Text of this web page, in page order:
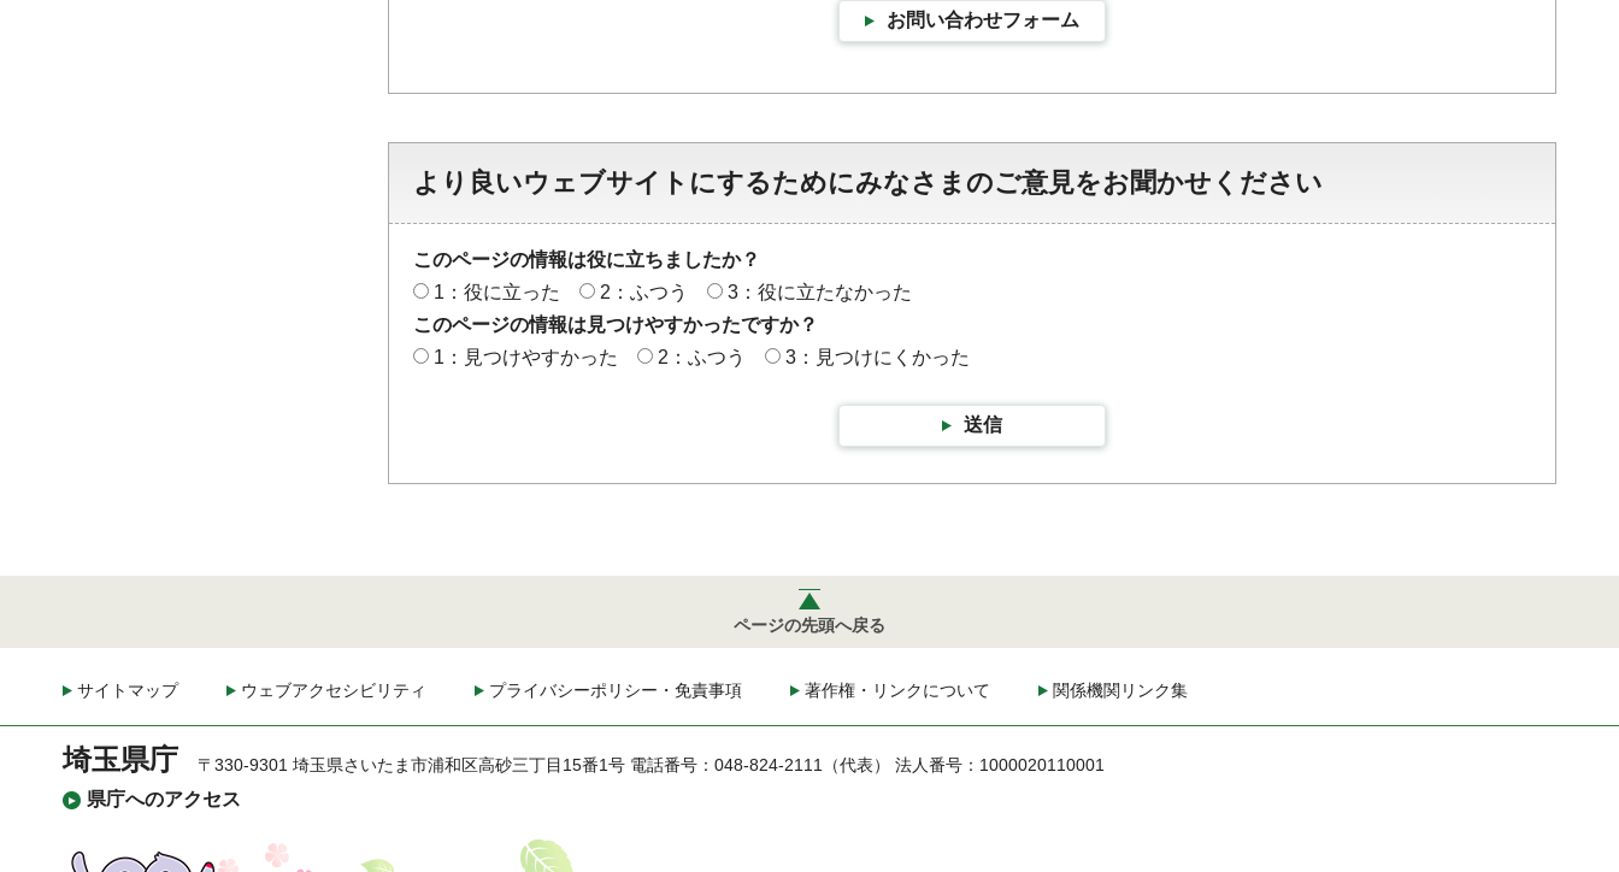
お問い合わせフォーム
より良いウェブサイトにするためにみなさまのご意見をお聞かせください
このページの情報は役に立ちましたか？
1：役に立った
2：ふつう
3：役に立たなかった
このページの情報は見つけやすかったですか？
1：見つけやすかった
2：ふつう 3：見つけにくかった
送信
ページの先頭へ戻る
サイトマップ ウェブアクセシビリティ プライバシーポリシー・免責事項 著作権・リンクについて 関係機関リンク集
埼玉県庁
県庁へのアクセス
〒330-9301 埼玉県さいたま市浦和区高砂三丁目15番1号 電話番号：048-824-2111（代表） 法人番号：1000020110001